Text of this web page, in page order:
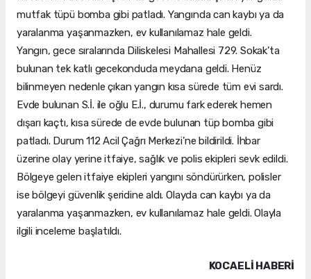
mutfak tüpü bomba gibi patladı. Yangında can kaybı ya da
yaralanma yaşanmazken, ev kullanılamaz hale geldi.
Yangın, gece sıralarında Diliskelesi Mahallesi 729. Sokak’ta
bulunan tek katlı gecekonduda meydana geldi. Henüz
bilinmeyen nedenle çıkan yangın kısa sürede tüm evi sardı.
Evde bulunan S.İ. ile oğlu E.İ., durumu fark ederek hemen
dışarı kaçtı, kısa sürede de evde bulunan tüp bomba gibi
patladı. Durum 112 Acil Çağrı Merkezi’ne bildirildi. İhbar
üzerine olay yerine itfaiye, sağlık ve polis ekipleri sevk edildi.
Bölgeye gelen itfaiye ekipleri yangını söndürürken, polisler
ise bölgeyi güvenlik şeridine aldı. Olayda can kaybı ya da
yaralanma yaşanmazken, ev kullanılamaz hale geldi. Olayla
ilgili inceleme başlatıldı.
KOCAELI HABERİ